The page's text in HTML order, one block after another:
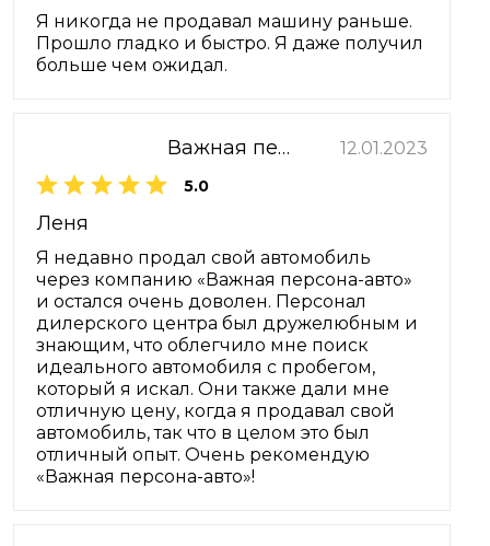
Я никогда не продавал машину раньше.
Прошло гладко и быстро. Я даже получил
больше чем ожидал.
Важная персона-Авто 12.01.2023
5.0
Леня
Я недавно продал свой автомобиль
через компанию «Важная персона-авто»
и остался очень доволен. Персонал
дилерского центра был дружелюбным и
знающим, что облегчило мне поиск
идеального автомобиля с пробегом,
который я искал. Они также дали мне
отличную цену, когда я продавал свой
автомобиль, так что в целом это был
отличный опыт. Очень рекомендую
«Важная персона-авто»!